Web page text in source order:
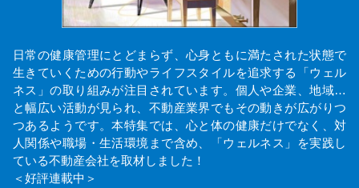
日常の健康管理にとどまらず、心身ともに満たされた状態で
生きていくための行動やライフスタイルを追求する「ウェル
ネス」の取り組みが注目されています。個人や企業、地域…
と幅広い活動が見られ、不動産業界でもその動きが広がりつ
つあるようです。本特集では、心と体の健康だけでなく、対
人関係や職場・生活環境まで含め、「ウェルネス」を実践し
ている不動産会社を取材しました！
＜好評連載中＞